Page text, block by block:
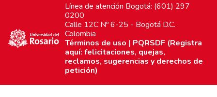
Línea de atención Bogotá: (601) 297
0200
Calle 12C Nº 6-25 - Bogotá D.C.
Colombia
Términos de uso | PQRSDF (Registra
aquí: felicitaciones, quejas,
reclamos, sugerencias y derechos de
petición)